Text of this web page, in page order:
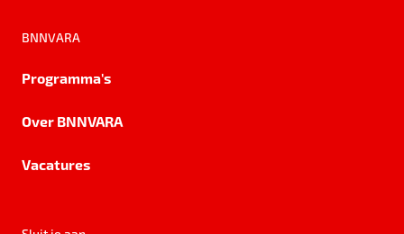
BNNVARA
Programma's
Over BNNVARA
Vacatures